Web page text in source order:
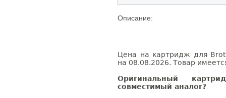
Описание:
Цена на картридж для
на 08.08.2026. Товар
Оригинальный
совместимый аналог?